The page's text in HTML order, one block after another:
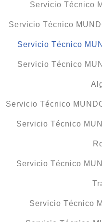
Servicio Técnico
Servicio Técnico
Servicio Técnico
Servicio Técnico
Servicio Técnico
Servicio Técnico
Servicio Técnico
Servicio Técnico